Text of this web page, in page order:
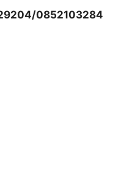
0852103284